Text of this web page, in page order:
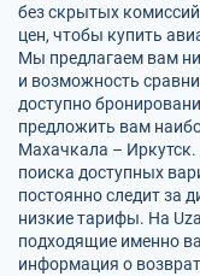
без скрытых
цен, чтобы купить
Мы предлагаем вам
и возможность
доступно
предложить вам
Махачкала – Иркутск.
поиска доступных
постоянно следит за
низкие тарифы. На
подходящие именно
информация о